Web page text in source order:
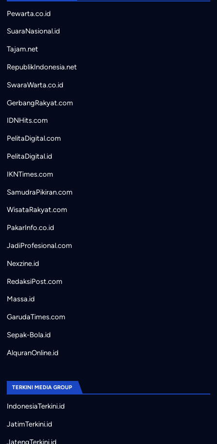
Pewarta.co.id
SuaraNasional.id
Tajam.net
RepublikIndonesia.net
SwaraWarta.co.id
GerbangRakyat.com
IDNHits.com
PelitaDigital.com
PelitaDigital.id
IKNTimes.com
SamudraPikiran.com
WisataRakyat.com
PakarInfo.co.id
JadiProfesional.com
Nexzine.id
RedaksiPost.com
Massa.id
GarudaTimes.com
Sepak-Bola.id
AlquranOnline.id
TERKINI MEDIA GROUP
IndonesiaTerkini.id
JatimTerkini.id
JatengTerkini.id